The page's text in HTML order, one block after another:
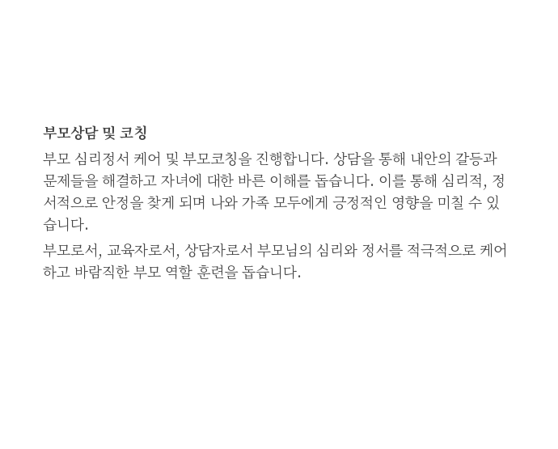
부모상담 및 코칭
부모 심리정서 케어 및 부모코칭을 진행합니다. 상담을 통해 내안의 갈등과
문제들을 해결하고 자녀에 대한 바른 이해를 돕습니다. 이를 통해 심리적, 정
서적으로 안정을 찾게 되며 나와 가족 모두에게 긍정적인 영향을 미칠 수 있
습니다.
부모로서, 교육자로서, 상담자로서 부모님의 심리와 정서를 적극적으로 케어
하고 바람직한 부모 역할 훈련을 돕습니다.